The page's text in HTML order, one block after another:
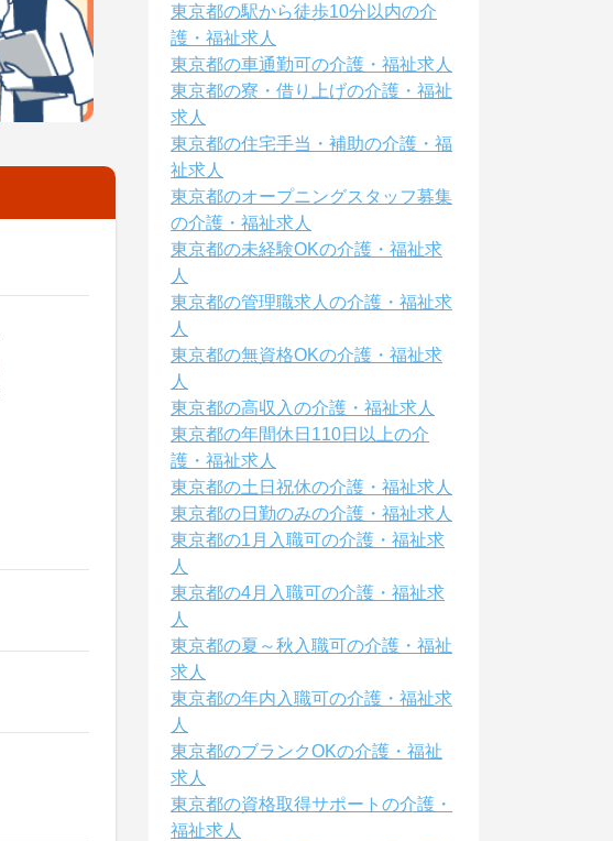
東京都の駅から徒歩10分以内の介
護・福祉求人
東京都の車通勤可の介護・福祉求人
東京都の寮・借り上げの介護・福祉
求人
東京都の住宅手当・補助の介護・福
祉求人
東京都のオープニングスタッフ募集
の介護・福祉求人
東京都の未経験OKの介護・福祉求
人
東京都の管理職求人の介護・福祉求
人
東京都の無資格OKの介護・福祉求
人
東京都の高収入の介護・福祉求人
東京都の年間休日110日以上の介
護・福祉求人
東京都の土日祝休の介護・福祉求人
東京都の日勤のみの介護・福祉求人
東京都の1月入職可の介護・福祉求
人
東京都の4月入職可の介護・福祉求
人
東京都の夏～秋入職可の介護・福祉
求人
東京都の年内入職可の介護・福祉求
人
東京都のブランクOKの介護・福祉
求人
東京都の資格取得サポートの介護・
福祉求人